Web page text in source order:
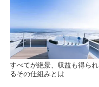
すべてが絶景、収益も得られ
るその仕組みとは